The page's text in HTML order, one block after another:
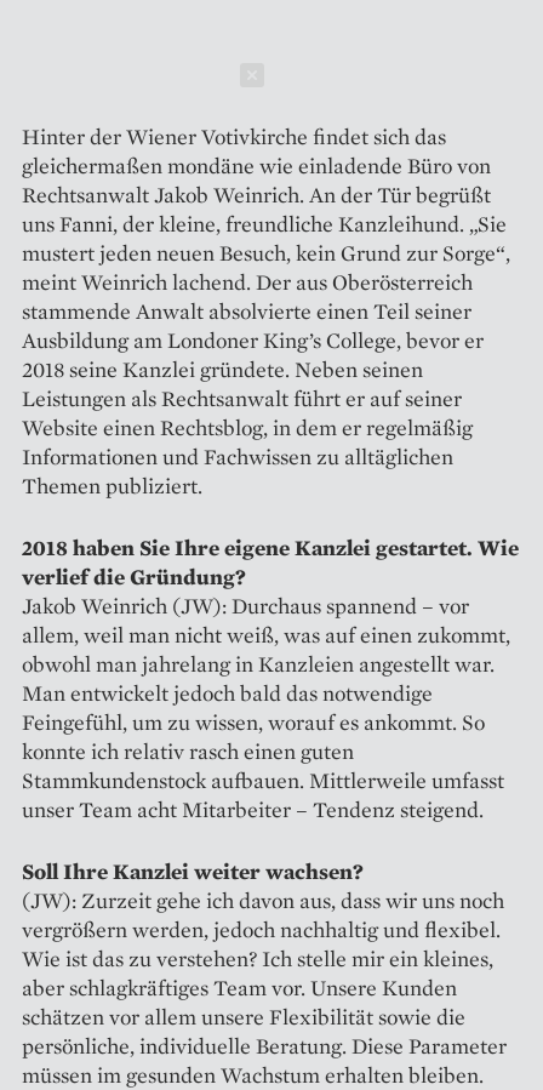
Hinter der Wiener Votivkirche findet sich das
gleichermaßen mondäne wie einladende Büro von
Rechtsanwalt ­Jakob Weinrich. An der Tür begrüßt
uns Fanni, der kleine, freundliche Kanzleihund. „Sie
mustert jeden neuen Besuch, kein Grund zur Sorge“,
meint Weinrich lachend. Der aus Oberösterreich
stammende Anwalt absolvierte einen Teil seiner
Ausbildung am Londoner King’s College, bevor er
2018 seine Kanzlei gründete. Neben seinen
Leistungen als Rechtsanwalt führt er auf seiner
Website einen Rechtsblog, in dem er regelmäßig
Informationen und Fach­wissen zu alltäglichen
Themen publiziert.
2018 haben Sie Ihre eigene Kanzlei gestartet. Wie
verlief die Gründung?
Jakob Weinrich (JW): Durchaus spannend – vor
allem, weil man nicht weiß, was auf einen zukommt,
obwohl man jahrelang in Kanzleien angestellt war.
Man entwickelt jedoch bald das notwendige
Feingefühl, um zu wissen, worauf es ankommt. So
konnte ich relativ rasch einen guten
Stammkundenstock aufbauen. Mittlerweile umfasst
unser Team acht Mitarbeiter – Tendenz steigend.
Soll Ihre Kanzlei weiter wachsen?
(JW): Zurzeit gehe ich davon aus, dass wir uns noch
vergrößern werden, jedoch nachhaltig und flexibel.
Wie ist das zu verstehen? Ich stelle mir ein kleines,
aber schlagkräftiges Team vor. Unsere Kunden
schätzen vor allem unsere Flexibilität sowie die
persön­liche, individuelle Beratung. Diese Parameter
müssen im gesunden Wachstum erhalten bleiben.